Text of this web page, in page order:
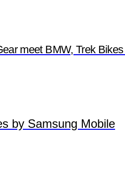
meet BMW, Trek
by Samsung Mobile